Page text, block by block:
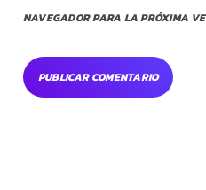
NAVEGADOR PARA LA PRÓXIMA